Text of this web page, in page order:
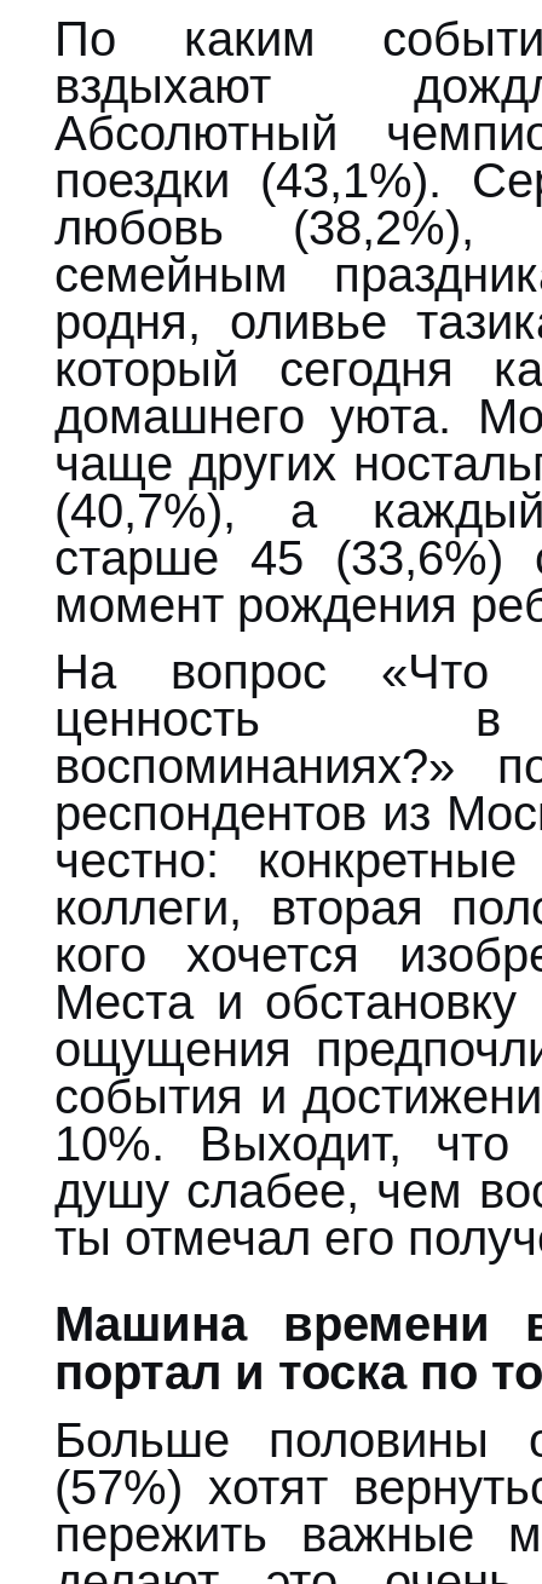
По каким
вздыхают
Абсолютный
поездки (43,1%).
любовь (38,2%),
семейным
родня, оливье
который сегодня
домашнего уюта.
чаще других
(40,7%), а
старше 45 (33,6%)
момент рождения
На вопрос «Что
ценность в
воспоминаниях?»
респондентов из
честно:
коллеги, вторая
кого хочется
Места и
ощущения
события и
10%. Выходит, что
душу слабее, чем
ты отмечал его
Машина времени
портал и тоска по
Больше половины
(57%) хотят
пережить важные